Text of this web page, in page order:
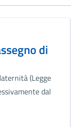
di
(Legge
dal